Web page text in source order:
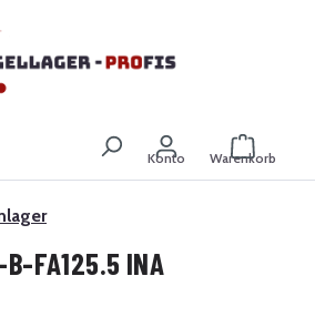
Konto Warenkorb
FA125.5 INA